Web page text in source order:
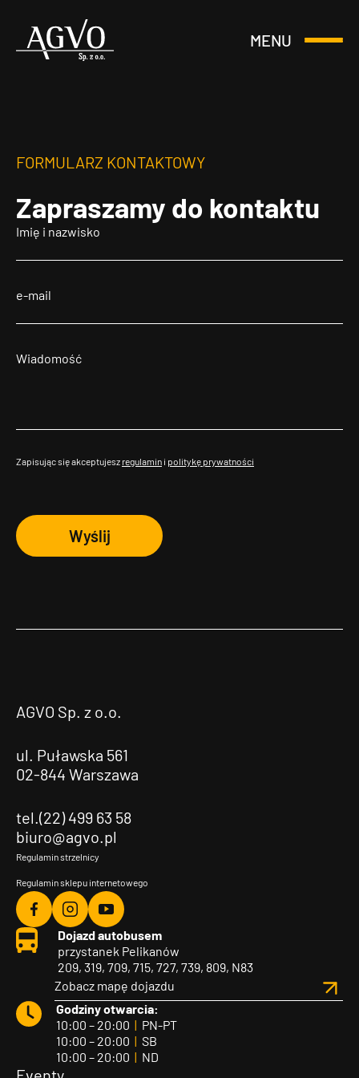
Header
MENU
Otwórz
FORMULARZ KONTAKTOWY
Zapraszamy do kontaktu
Zapisując się akceptujesz regulamin i politykę prywatności
Wyślij
AGVO Sp. z o.o.
ul. Puławska 561
02-844 Warszawa
tel.(22) 499 63 58
biuro@agvo.pl
Regulamin strzelnicy
Regulamin sklepu internetowego
Agvo
Facebook
Agvo
Instagram
Agvo
YouTube
Dojazd autobusem
przystanek Pelikanów
209, 319, 709, 715, 727, 739, 809, N83
Zobacz mapę dojazdu
Godziny otwarcia:
10:00 – 20:00 | PN-PT
10:00 – 20:00 | SB
10:00 – 20:00 | ND